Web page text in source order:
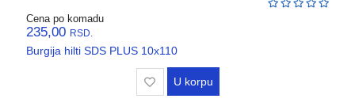
Cena po komadu
235,00 RSD.
Burgija hilti SDS PLUS 10x110
U korpu